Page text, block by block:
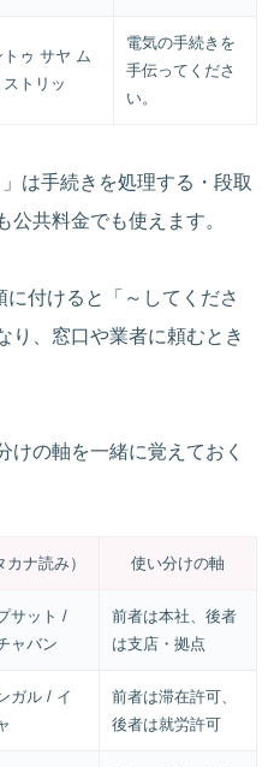
トゥ サヤ ム
トリッ
電気の手続きを
手伝ってくださ
い。
は手続きを処理する・段取
公共料金でも使えます。
に付けると「～してくださ
り、窓口や業者に頼むとき
けの軸を一緒に覚えておく
ナ読み） 使い分けの軸
サット /
ャバン
前者は本社、後者
は支店・拠点
ガル / イ
前者は滞在許可、
後者は就労許可